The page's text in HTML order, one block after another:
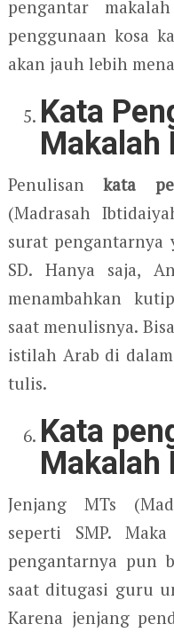
pengantar
penggunaan kosa
akan jauh lebih
Kata
Makalah
Penulisankata
(Madrasah
surat
SD. Hanya saja,
menambahkan
saat menulisnya.
istilah Arab di
tulis.
Kata
Makalah
Jenjang MTs
seperti SMP.
pengantarnya pun
saat ditugasi guru
Karena jenjang